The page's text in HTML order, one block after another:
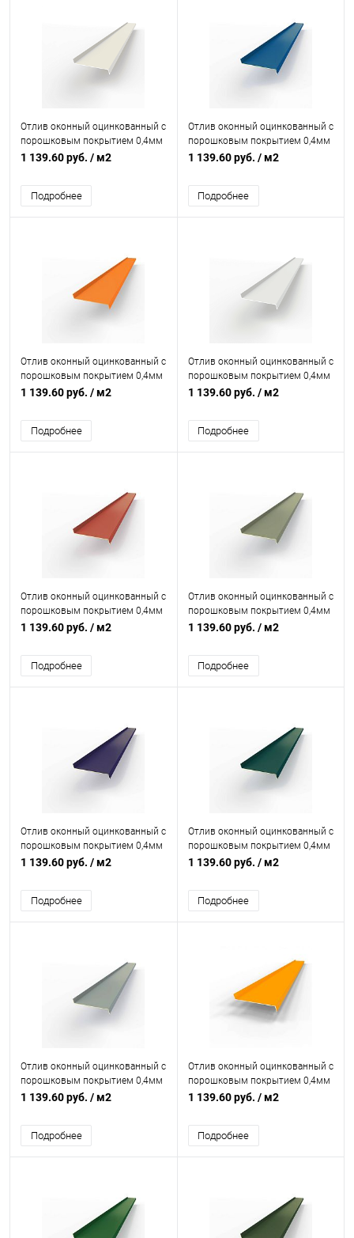
Отлив оконный оцинкованный c
порошковым покрытием 0,4мм
RAL 9001
1 139.60 руб. / м2
Подробнее
Отлив оконный оцинкованный c
порошковым покрытием 0,4мм
RAL 5017
1 139.60 руб. / м2
Подробнее
Отлив оконный оцинкованный c
порошковым покрытием 0,4мм
RAL 2003
1 139.60 руб. / м2
Подробнее
Отлив оконный оцинкованный c
порошковым покрытием 0,4мм
RAL 9010
1 139.60 руб. / м2
Подробнее
Отлив оконный оцинкованный c
порошковым покрытием 0,4мм
RAL 3033
1 139.60 руб. / м2
Подробнее
Отлив оконный оцинкованный c
порошковым покрытием 0,4мм
RAL 7033
1 139.60 руб. / м2
Подробнее
Отлив оконный оцинкованный c
порошковым покрытием 0,4мм
RAL 5022
1 139.60 руб. / м2
Подробнее
Отлив оконный оцинкованный c
порошковым покрытием 0,4мм
RAL 6004
1 139.60 руб. / м2
Подробнее
Отлив оконный оцинкованный c
порошковым покрытием 0,4мм
RAL 7001
1 139.60 руб. / м2
Подробнее
Отлив оконный оцинкованный c
порошковым покрытием 0,4мм
RAL 1028
1 139.60 руб. / м2
Подробнее